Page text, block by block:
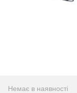
Немає в наявності